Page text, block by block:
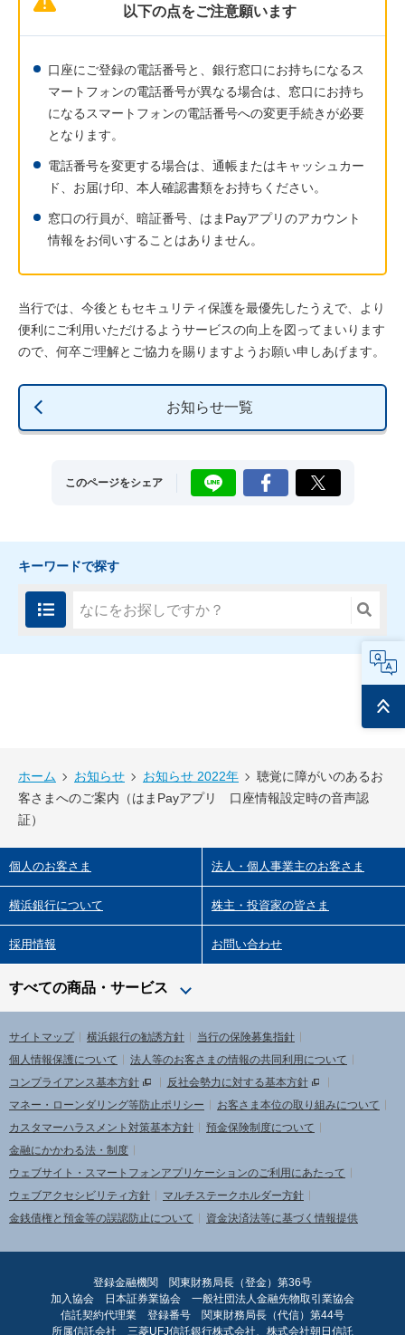
以下の点をご注意願います
口座にご登録の電話番号と、銀行窓口にお持ちになるス
マートフォンの電話番号が異なる場合は、窓口にお持ち
になるスマートフォンの電話番号への変更手続きが必要
となります。
電話番号を変更する場合は、通帳またはキャッシュカー
ド、お届け印、本人確認書類をお持ちください。
窓口の行員が、暗証番号、はまPayアプリのアカウント
情報をお伺いすることはありません。
当行では、今後ともセキュリティ保護を最優先したうえで、より
便利にご利用いただけるようサービスの向上を図ってまいります
ので、何卒ご理解とご協力を賜りますようお願い申しあげます。
お知らせ一覧
このページをシェア LINE Facebook X
キーワードで探す
トップ
ホーム お知らせ お知らせ 2022年
聴覚に障がいのあるお
客さまへのご案内（はまPayアプリ 口座情報設定時の音声認
証）
個人のお客さま 法人・個人事業主のお客さま
横浜銀行について 株主・投資家の皆さま
採用情報 お問い合わせ
すべての商品・サービス
サイトマップ 横浜銀行の勧誘方針
当行の保険募集指針
個人情報保護について
法人等のお客さまの情報の共同利用について
コンプライアンス基本方針
反社会勢力に対する基本方針
マネー・ローンダリング等防止ポリシー
お客さま本位の取り組みについて
カスタマーハラスメント対策基本方針
預金保険制度について
金融にかかわる法・制度
ウェブサイト・スマートフォンアプリケーションのご利用にあたって
ウェブアクセシビリティ方針
マルチステークホルダー方針
金銭債権と預金等の誤認防止について
資金決済法等に基づく情報提供
登録金融機関 関東財務局長（登金）第36号
加入協会 日本証券業協会 一般社団法人金融先物取引業協会
信託契約代理業 登録番号 関東財務局長（代信）第44号
所属信託会社 三菱UFJ信託銀行株式会社、株式会社朝日信託